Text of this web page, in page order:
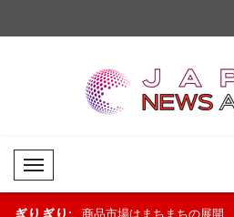
Mobil Menü
調が継続.. 商品市場はまちまちの展開